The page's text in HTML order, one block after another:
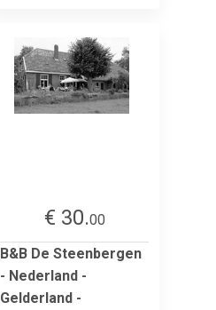
€ 30.00
B&B De Steenbergen
- Nederland -
Gelderland -